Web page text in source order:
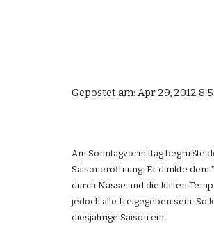
Gepostet am: Apr 29, 2012
Am Sonntagvormittag begrüßte
Saisoneröffnung. Er dankte dem
durch Nässe und die kalten
jedoch alle freigegeben sein. So
diesjährige Saison ein.